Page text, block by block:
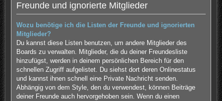
Freunde und ignorierte Mitglieder
Wozu benötige ich die Listen der Freunde und ignorierten
Mitglieder?
Du kannst diese Listen benutzen, um andere Mitglieder des
Boards zu verwalten. Mitglieder, die du deiner Freundesliste
hinzufügst, werden in deinem persönlichen Bereich für den
schnellen Zugriff aufgelistet. Du siehst dort deren Onlinestatus
und kannst ihnen schnell eine Private Nachricht senden.
Abhängig von dem Style, den du verwendest, können Beiträge
deiner Freunde auch hervorgehoben sein. Wenn du einen